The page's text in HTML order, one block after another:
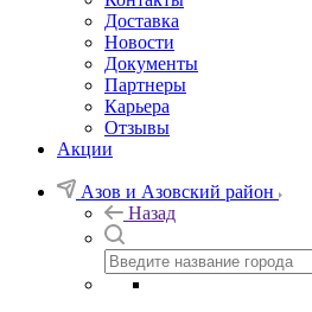
Доставка
Новости
Документы
Партнеры
Карьера
Отзывы
Акции
Азов и Азовский район
Назад